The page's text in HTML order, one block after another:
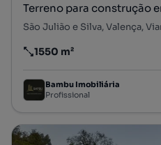
Terreno para construção
São Julião e Silva, Valença,
Preço por metro quadrado
1550 m²
Bambu Imobiliária
Profissional